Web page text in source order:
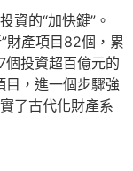
資的“加快鍵”。
財產項目82個，累
個投資超百億元的
，進一個步驟強
了古代化財產系